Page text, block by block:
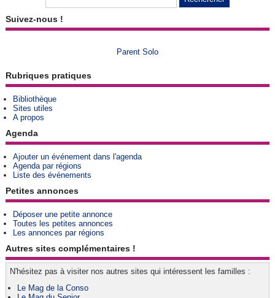
Suivez-nous !
Parent Solo
Rubriques pratiques
Bibliothèque
Sites utiles
A propos
Agenda
Ajouter un événement dans l'agenda
Agenda par régions
Liste des événements
Petites annonces
Déposer une petite annonce
Toutes les petites annonces
Les annonces par régions
Autres sites complémentaires !
N'hésitez pas à visiter nos autres sites qui intéressent les familles :
Le Mag de la Conso